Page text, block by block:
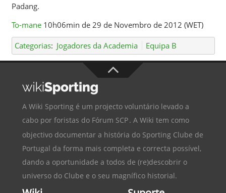
Padang.
To-mane10h06min de 29 de Novembro de 2012 (WET)
Categorias: Jogadores da Academia Equipa B
A Wiki Sporting é um projecto voluntário levado a
cabo por foristas do Fórum SCP. A Wiki tem como
objectivo documentar a história do Sporting Clube de
Portugal da forma mais completa e correcta possível,
dando a oportunidade a todos de (re)descobrir o
universo do Clube e o seu magnífico historial.